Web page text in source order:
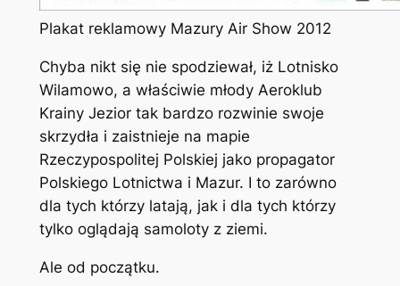
Plakat reklamowy Mazury Air Show 2012
Chyba nikt się nie spodziewał, iż Lotnisko
Wilamowo, a właściwie młody Aeroklub
Krainy Jezior tak bardzo rozwinie swoje
skrzydła i zaistnieje na mapie
Rzeczypospolitej Polskiej jako propagator
Polskiego Lotnictwa i Mazur. I to zarówno
dla tych którzy latają, jak i dla tych którzy
tylko oglądają samoloty z ziemi.
Ale od początku.